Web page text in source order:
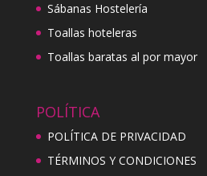
Sábanas Hostelería
Toallas hoteleras
Toallas baratas al por mayor
POLÍTICA
POLÍTICA DE PRIVACIDAD
TÉRMINOS Y CONDICIONES